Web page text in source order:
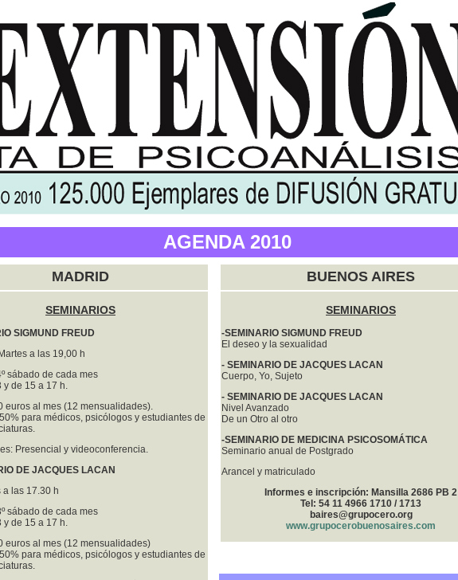
AGENDA 2010
MADRID
SEMINARIOS
SIGMUND FREUD
a las 19,00 h
sábado de cada mes
y de 15 a 17 h.
euros al mes (12 mensualidades).
para médicos, psicólogos y estudiantes de
Presencial y videoconferencia.
DE JACQUES LACAN
a las 17.30 h
sábado de cada mes
y de 15 a 17 h.
euros al mes (12 mensualidades)
para médicos, psicólogos y estudiantes de
BUENOS AIRES
SEMINARIOS
-SEMINARIO SIGMUND FREUD
El deseo y la sexualidad
- SEMINARIO DE JACQUES LACAN
Cuerpo, Yo, Sujeto
- SEMINARIO DE JACQUES LACAN
Nivel Avanzado
De un Otro al otro
-SEMINARIO DE MEDICINA PSICOSOMÁTICA
Seminario anual de Postgrado
Arancel y matriculado
Informes e inscripción: Mansilla 2686 PB 2
Tel: 54 11 4966 1710 / 1713
baires@grupocero.org
www.grupocerobuenosaires.com